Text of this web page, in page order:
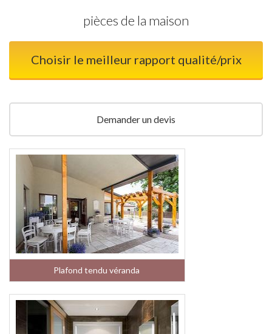
pièces de la maison
Choisir le meilleur rapport qualité/prix
Demander un devis
Plafond tendu véranda